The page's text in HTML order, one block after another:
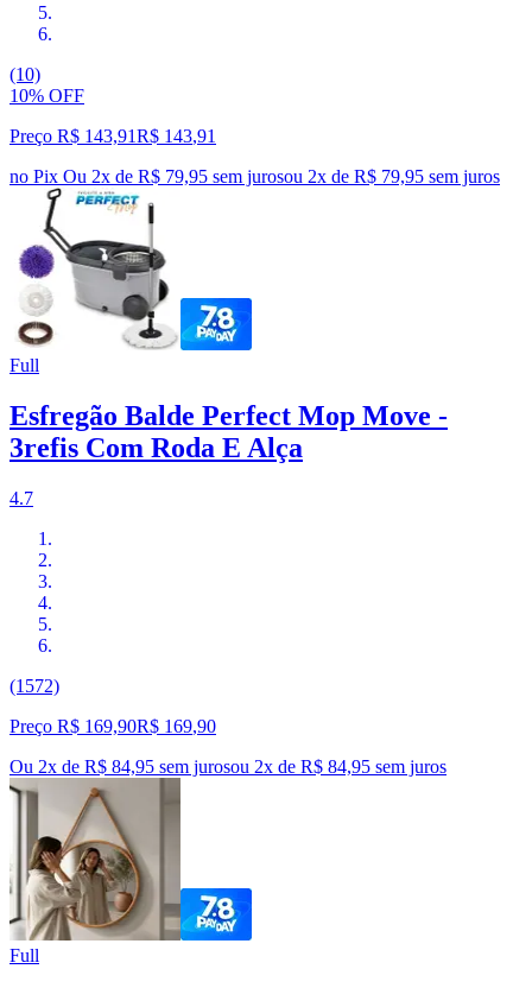
(10)
10% OFF
Preço R$ 143,91R$ 143,91
no Pix Ou 2x de R$ 79,95 sem jurosou 2x de R$ 79,95 sem juros
Full
Esfregão Balde Perfect Mop Move -
3refis Com Roda E Alça
4.7
(1572)
Preço R$ 169,90R$ 169,90
Ou 2x de R$ 84,95 sem jurosou 2x de R$ 84,95 sem juros
Full